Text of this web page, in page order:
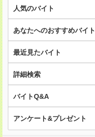
人気のバイト
あなたへのおすすめバイト
最近見たバイト
詳細検索
バイトQ&A
アンケート&プレゼント